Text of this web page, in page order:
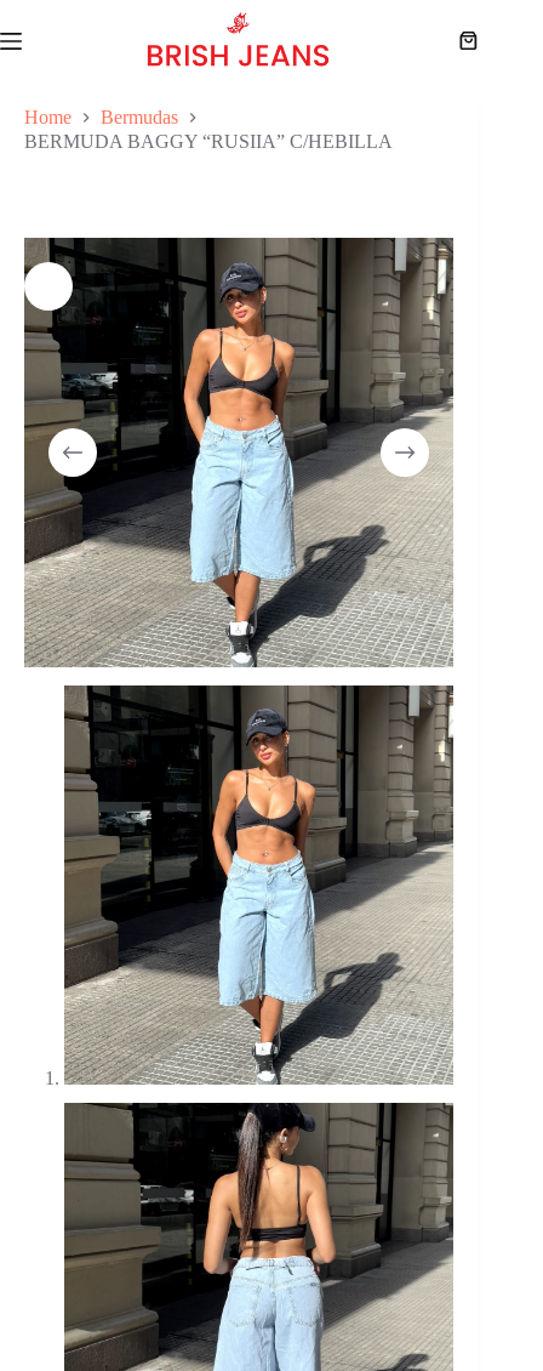
to
content
Shopping
Home
Bermudas
BERMUDA BAGGY “RUSIIA” C/HEBILLA